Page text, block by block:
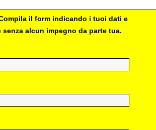
il form indicando i tuoi dati e
alcun impegno da parte tua.